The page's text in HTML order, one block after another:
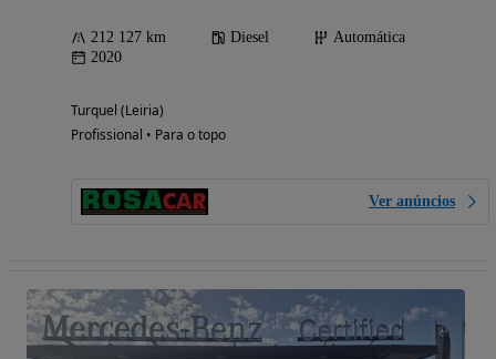
212 127 km Diesel
Automática
2020
Turquel (Leiria)
Profissional • Para o topo
Ver anúncios